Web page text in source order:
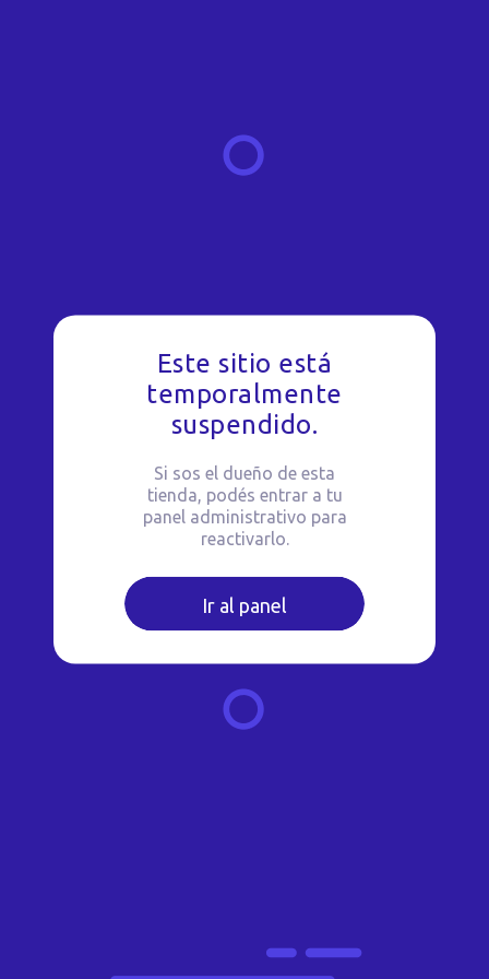
Este sitio está
temporalmente
suspendido.
Si sos el dueño de esta
tienda, podés entrar a tu
panel administrativo para
reactivarlo.
Ir al panel